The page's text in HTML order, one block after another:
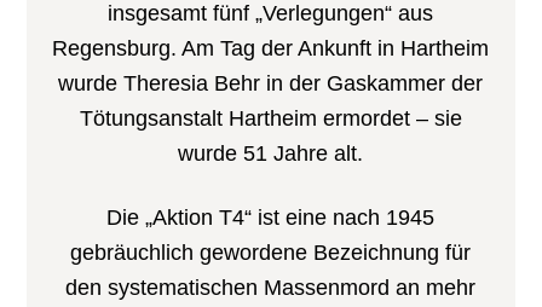
insgesamt fünf „Verlegungen“ aus
Regensburg. Am Tag der Ankunft in Hartheim
wurde Theresia Behr in der Gaskammer der
Tötungsanstalt Hartheim ermordet – sie
wurde 51 Jahre alt.
Die „Aktion T4“ ist eine nach 1945
gebräuchlich gewordene Bezeichnung für
den systematischen Massenmord an mehr